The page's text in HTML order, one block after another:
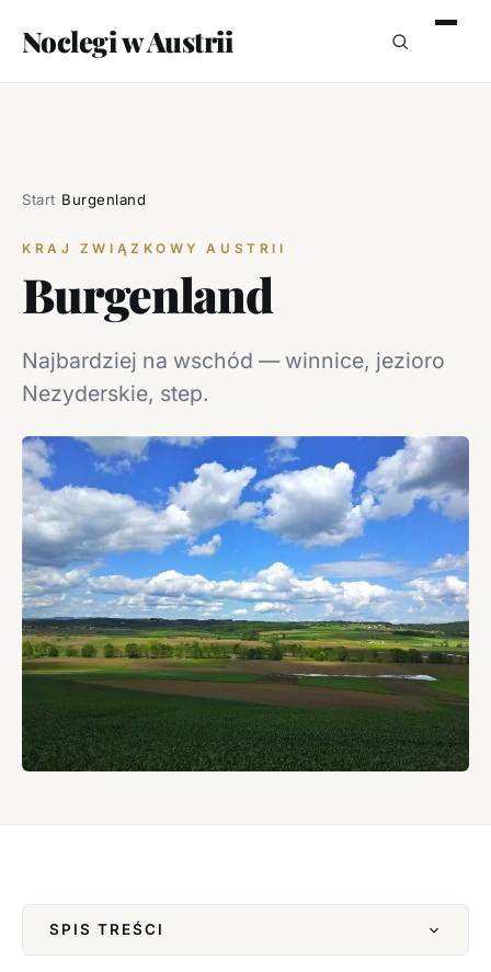
Noclegi w Austrii
Start Burgenland
KRAJ ZWIĄZKOWY AUSTRII
Burgenland
Najbardziej na wschód — winnice, jezioro
Nezyderskie, step.
SPIS TREŚCI